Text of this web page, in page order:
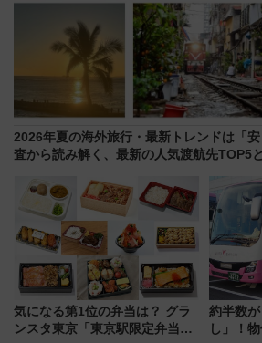
2026年夏の海外旅行・最新トレンドは「
査から読み解く、最新の人気渡航先TOP5
気になる第1位の弁当は？ グラ
ンスタ東京「東京駅限定弁当
約半数
し」！